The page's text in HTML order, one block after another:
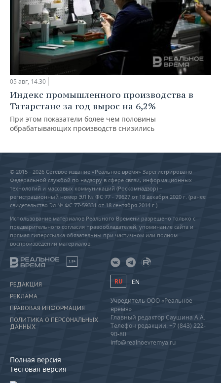
05 авг, 14:30
Индекс промышленного производства в
Татарстане за год вырос на 6,2%
При этом показатели более чем половины
обрабатывающих производств снизились
© 2015 - 2026 Сетевое издание «Реальное время» Зарегистрировано
Федеральной службой по надзору в сфере связи, информационных
технологий и массовых коммуникаций (Роскомнадзор) –
регистрационный номер ЭЛ № ФС 77 - 79627 от 18 декабря 2020 г. (ранее
свидетельство Эл № ФС 77-59331 от 18 сентября 2014 г.)
Использование материалов Реального Времени разрешено только с
предварительного согласия правообладателей, упоминание сайта и
прямая гиперссылка обязательны при частичном или полном
воспроизведении материалов.
18+
РЕДАКЦИЯ
РЕКЛАМА
ПРАВОВАЯ ИНФОРМАЦИЯ
ПОЛИТИКА О ПЕРСОНАЛЬНЫХ
ДАННЫХ
Полная версия
Тестовая версия
RU EN
Учредитель ООО «Реальное
время»
Главный редактор Саушина А.А.
Телефон редакции: +7 (843) 222-
90-80
info@realnoevremya.ru